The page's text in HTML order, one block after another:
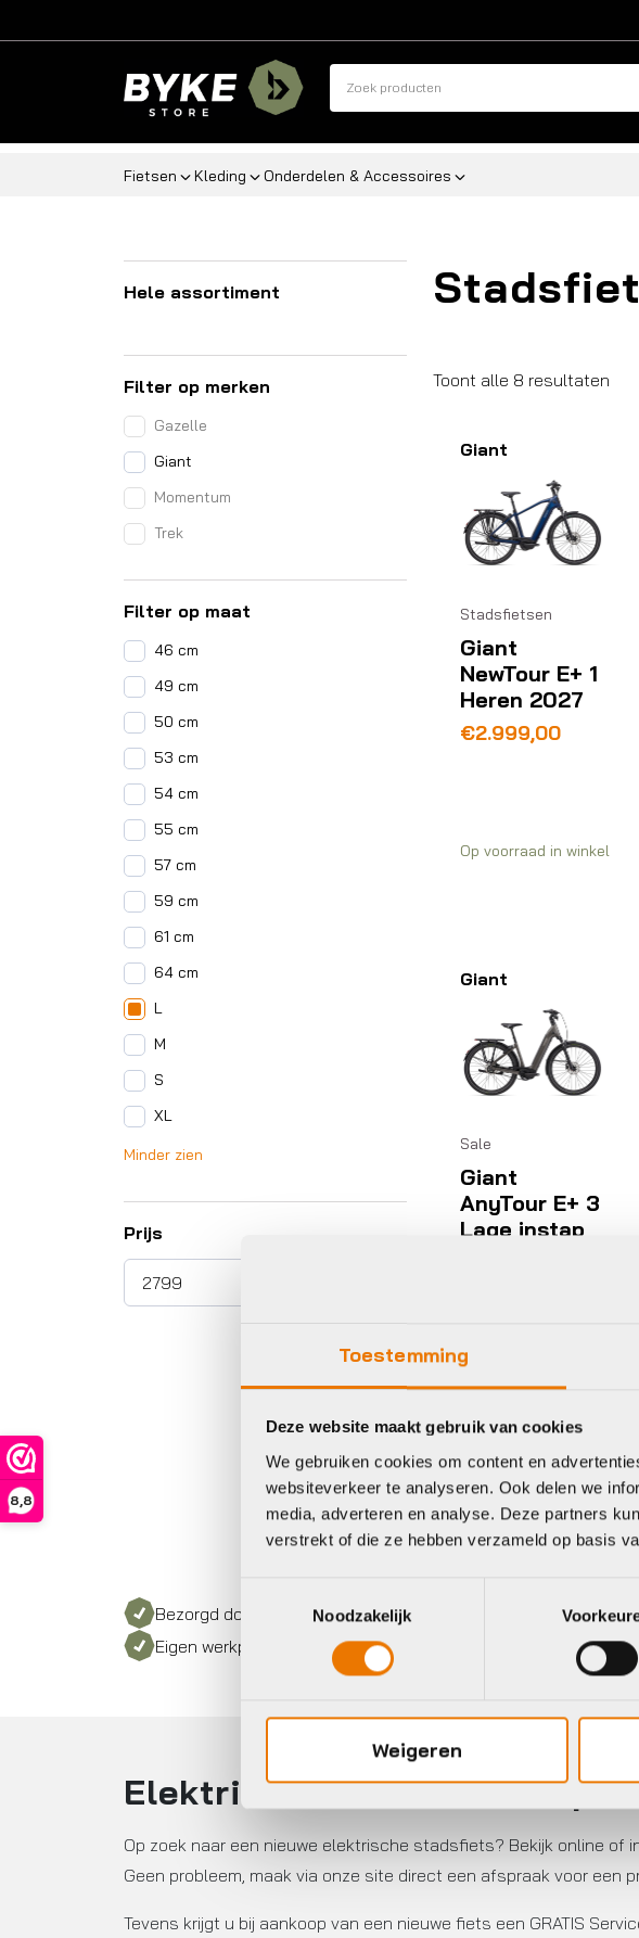
Toestemming
Deze website maakt gebruik van cookies
We gebruiken cookies om content en
websiteverkeer te analyseren. Ook delen we
media, adverteren en analyse. Deze partners
verstrekt of die ze hebben verzameld op basis
Noodzakelijk
Weigeren
8,8
Fietsen Kleding Onderdelen & Accessoires
Hele assortiment
Filter op merken
Gazelle
Giant
Momentum
Trek
Filter op maat
46 cm
49 cm
50 cm
53 cm
54 cm
55 cm
57 cm
59 cm
61 cm
64 cm
L
M
S
XL
Minder zien
Prijs
Toont alle 8 resultaten
Giant
Stadsfietsen
Giant
NewTour E+ 1
Heren 2027
€2.999,00
Op voorraad in winkel
Giant
Sale
Giant
AnyTour E+ 3
Lage instap
€3.799,00
Bezorgd door heel Nederland Gratis
Eigen werkplaats met gecertificeerd personeel
Elektrische Stadsfiets kopen
Op zoek naar een nieuwe elektrische stadsfiets? Bekijk online
Geen probleem, maak via onze site direct een afspraak voor een
Tevens krijgt u bij aankoop van een nieuwe fiets een GRATIS